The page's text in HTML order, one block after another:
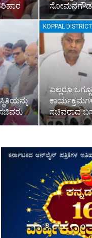
ಸೋಮನಗೌಡ
KOPPAL
ಎಲ್ಲರೂ
ಸಚಿವರಾದ